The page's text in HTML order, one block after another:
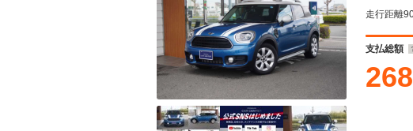
ト/純
走行距離
支払総額
268